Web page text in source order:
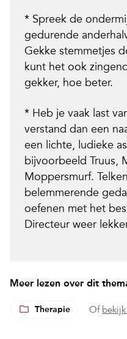
* Spreek de
gedurende
Gekke stemmetjes
kunt het ook
gekker, hoe beter.
* Heb je vaak last
verstand dan een
een lichte, ludieke
bijvoorbeeld Truus,
Moppersmurf.
belemmerende
oefenen met het
Directeur weer
Meer lezen over dit
Therapie Of